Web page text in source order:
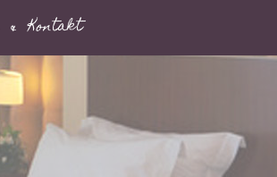
Kontakt